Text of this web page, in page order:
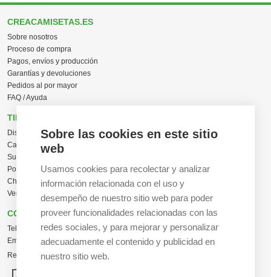
Sobre las cookies en este sitio
web
Usamos cookies para recolectar y analizar
información relacionada con el uso y
desempeño de nuestro sitio web para poder
proveer funcionalidades relacionadas con las
redes sociales, y para mejorar y personalizar
adecuadamente el contenido y publicidad en
nuestro sitio web.
CREACAMISETAS.ES
Sobre nosotros
Proceso de compra
Pagos, envíos y producción
Garantías y devoluciones
Pedidos al por mayor
FAQ / Ayuda
TIENDA ONLINE
Diseña en línea ahora
Camisetas personalizadas
Sudaderas personalizadas
Polos personalizados
Chaquetas Softshell
Ver todas las categorías
CONTACTO
Tel:
+34 665 617 305
Email:
info@creacamisetas.es
Registro y cupones descuento